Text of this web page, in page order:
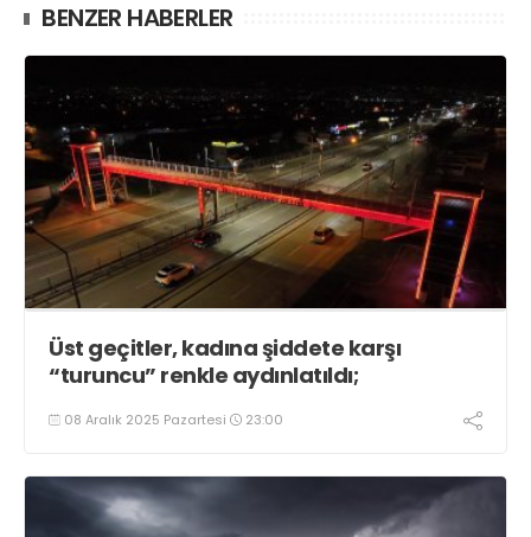
BENZER HABERLER
Üst geçitler, kadına şiddete karşı
“turuncu” renkle aydınlatıldı;
08 Aralık 2025 Pazartesi 23:00